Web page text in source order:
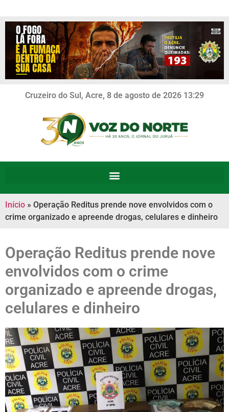
Cruzeiro do Sul, Acre, 8 de agosto de 2026 13:29
Início » Operação Reditus prende nove envolvidos com o
crime organizado e apreende drogas, celulares e dinheiro
Operação Reditus prende nove
envolvidos com o crime
organizado e apreende drogas,
celulares e dinheiro